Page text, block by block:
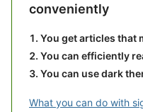
conveniently
You get articles that
You can efficiently
You can use dark
What you can do with